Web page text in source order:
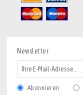
Newsletter
Abonnieren